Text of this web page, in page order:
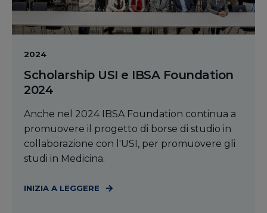
2024
Scholarship USI e IBSA Foundation
2024
Anche nel 2024 IBSA Foundation continua a
promuovere il progetto di borse di studio in
collaborazione con l'USI, per promuovere gli
studi in Medicina.
INIZIA A LEGGERE